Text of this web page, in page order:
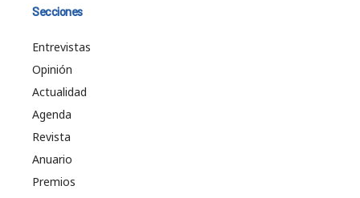
Secciones
Entrevistas
Opinión
Actualidad
Agenda
Revista
Anuario
Premios